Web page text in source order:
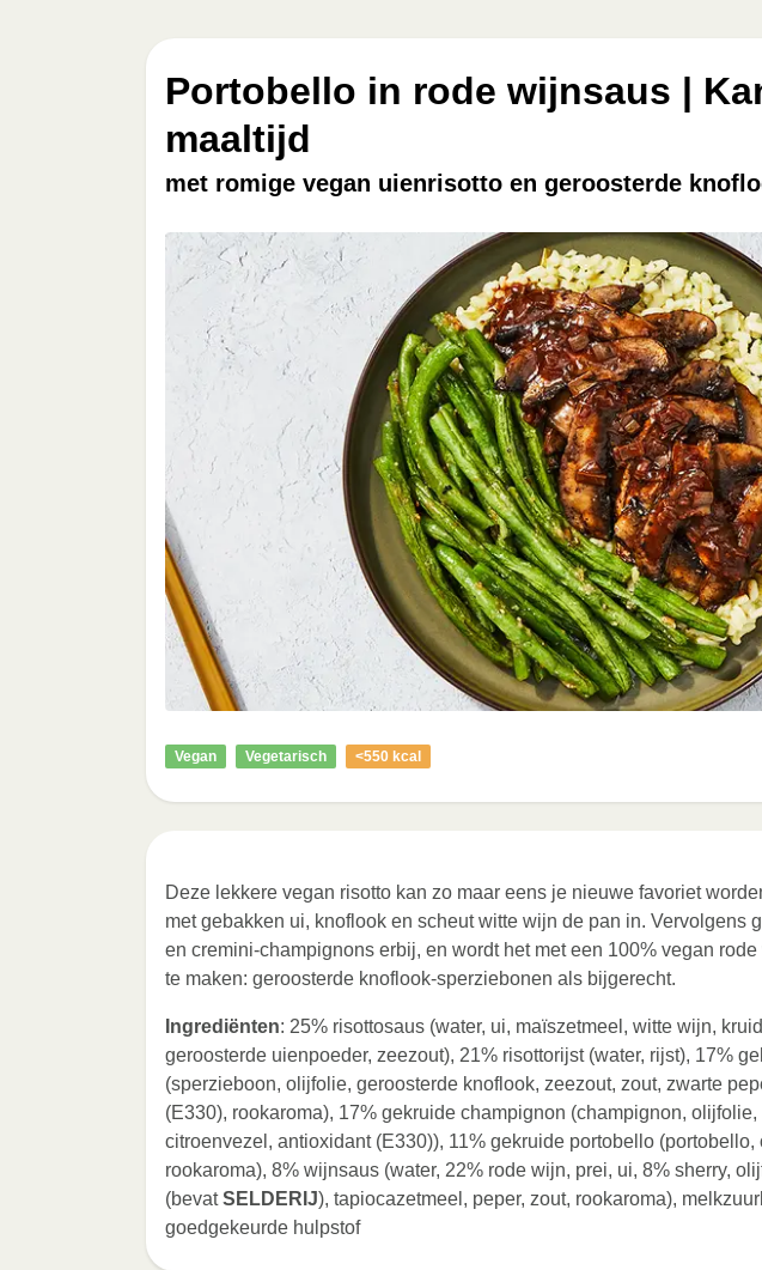
Portobello in rode wijnsaus |
maaltijd
met romige vegan uienrisotto en geroosterde
Vegan Vegetarisch <550 kcal
Deze lekkere vegan risotto kan zo maar eens je nieuwe favoriet
met gebakken ui, knoflook en scheut witte wijn de pan in. Vervolgens
en cremini-champignons erbij, en wordt het met een 100% vegan
te maken: geroosterde knoflook-sperziebonen als bijgerecht.
Ingrediënten: 25% risottosaus (water, ui, maïszetmeel, witte wijn,
geroosterde uienpoeder, zeezout), 21% risottorijst (water, rijst), 17%
(sperzieboon, olijfolie, geroosterde knoflook, zeezout, zout, zwarte
(E330), rookaroma), 17% gekruide champignon (champignon,
citroenvezel, antioxidant (E330)), 11% gekruide portobello
rookaroma), 8% wijnsaus (water, 22% rode wijn, prei, ui, 8% sherry,
(bevatSELDERIJ), tapiocazetmeel, peper, zout, rookaroma),
goedgekeurde hulpstof